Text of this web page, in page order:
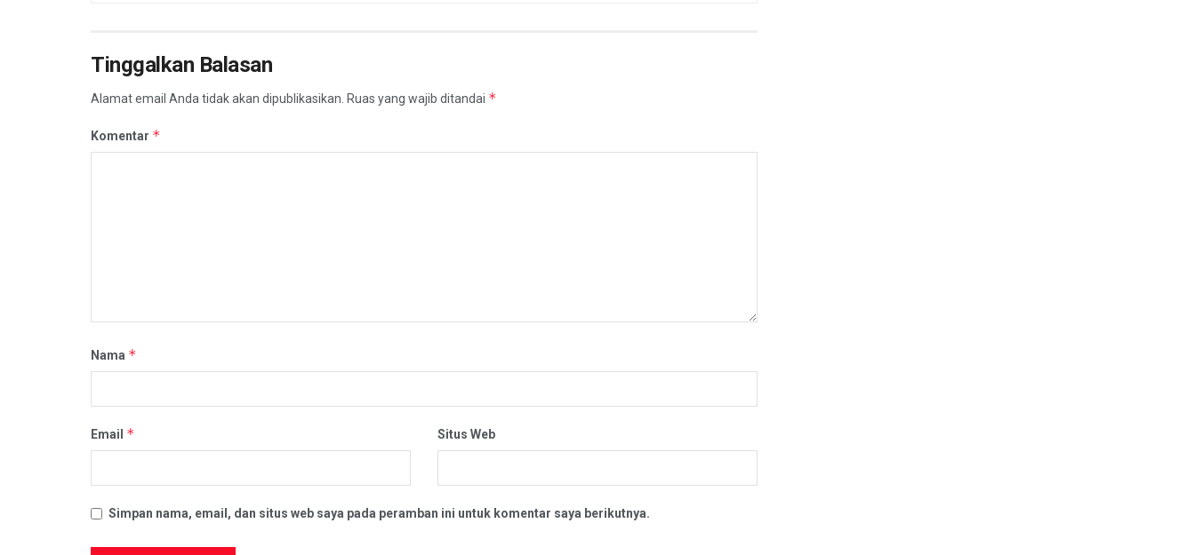
Tinggalkan Balasan
Alamat email Anda tidak akan dipublikasikan. Ruas yang wajib ditandai *
Komentar *
Nama *
Email * Situs Web
Simpan nama, email, dan situs web saya pada peramban ini untuk komentar saya berikutnya.